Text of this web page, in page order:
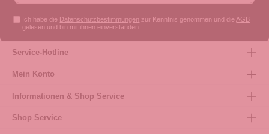
Ich habe die Datenschutzbestimmungen zur Kenntnis genommen und die AGB
gelesen und bin mit ihnen einverstanden.
Service-Hotline
Mein Konto
Informationen & Shop Service
Shop Service